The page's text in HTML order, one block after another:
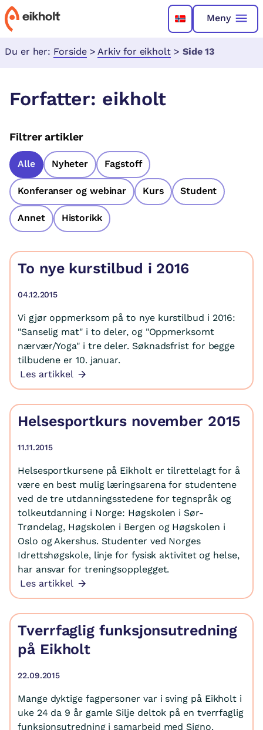
Meny
Du er her: Forside > Arkiv for eikholt > Side 13
Forfatter: eikholt
Filtrer artikler
Alle Nyheter Fagstoff
Konferanser og webinar Kurs Student
Annet Historikk
To nye kurstilbud i 2016
04.12.2015
Vi gjør oppmerksom på to nye kurstilbud i 2016:
"Sanselig mat" i to deler, og "Oppmerksomt
nærvær/Yoga" i tre deler. Søknadsfrist for begge
tilbudene er 10. januar.
Les artikkel
Helsesportkurs november 2015
11.11.2015
Helsesportkursene på Eikholt er tilrettelagt for å
være en best mulig læringsarena for studentene
ved de tre utdanningsstedene for tegnspråk og
tolkeutdanning i Norge: Høgskolen i Sør-
Trøndelag, Høgskolen i Bergen og Høgskolen i
Oslo og Akershus. Studenter ved Norges
Idrettshøgskole, linje for fysisk aktivitet og helse,
har ansvar for treningsopplegget.
Les artikkel
Tverrfaglig funksjonsutredning
på Eikholt
22.09.2015
Mange dyktige fagpersoner var i sving på Eikholt i
uke 24 da 9 år gamle Silje deltok på en tverrfaglig
funksjonsutredning i samarbeid med Signo.